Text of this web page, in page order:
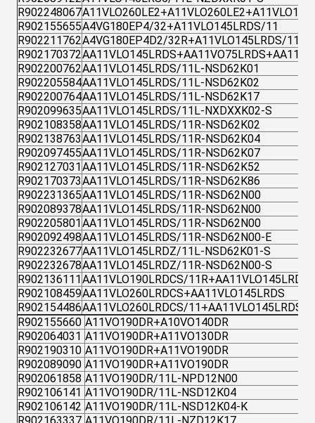
R902248067
R902155655A4VG180EP4/32+A11VLO145LRDS/11
R902211762A4VG180EP4D2/32R+A11VLO145LRDS/11R
R902170372
R902200762AA11VLO145LRDS/11L-NSD62K01
R902205584AA11VLO145LRDS/11L-NSD62K02
R902200764AA11VLO145LRDS/11L-NSD62K17
R902099635AA11VLO145LRDS/11L-NXDXXK02-S
R902108358AA11VLO145LRDS/11R-NSD62K02
R902138763AA11VLO145LRDS/11R-NSD62K04
R902097455AA11VLO145LRDS/11R-NSD62K07
R902127031 AA11VLO145LRDS/11R-NSD62K52
R902170373AA11VLO145LRDS/11R-NSD62K86
R902231365AA11VLO145LRDS/11R-NSD62N00
R902089378AA11VLO145LRDS/11R-NSD62N00
R902205801 AA11VLO145LRDS/11R-NSD62N00
R902092498AA11VLO145LRDS/11R-NSD62N00-E
R902232677AA11VLO145LRDZ/11L-NSD62K01-S
R902232678AA11VLO145LRDZ/11R-NSD62N00-S
R902136111 AA11VLO190LRDCS/
R902108459AA11VLO260LRDCS+AA11VLO145LRDS
R902154486AA11VLO260LRDCS/11+AA11VLO145LRDS/
R902155660 A11VO190DR+A10VO140DR
R902064031 A11VO190DR+A11VO130DR
R902190310 A11VO190DR+A11VO190DR
R902089090 A11VO190DR+A11VO190DR
R902061858 A11VO190DR/11L-NPD12N00
R902106141 A11VO190DR/11L-NSD12K04
R902106142 A11VO190DR/11L-NSD12K04-K